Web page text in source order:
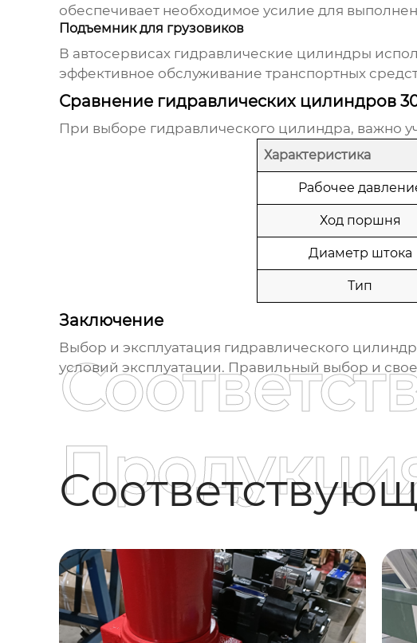
обеспечивает необходимое усилие для
Подъемник для грузовиков
В автосервисах гидравлические цилиндры
эффективное обслуживание транспортных
Сравнение гидравлических цилиндров
При выборе гидравлического цилиндра, важно
Характеристика
Рабочее
Ход поршня
Диаметр штока
Тип
Заключение
Выбор и эксплуатация гидравлического
условий эксплуатации. Правильный выбор и